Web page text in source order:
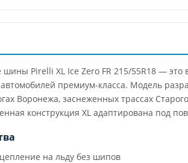
Pirelli XL Ice Zero FR 215/55R18 —
премиум-класса. Модель
Воронежа, заснеженных трассах
конструкция XL адаптирована под
на льду без шипов